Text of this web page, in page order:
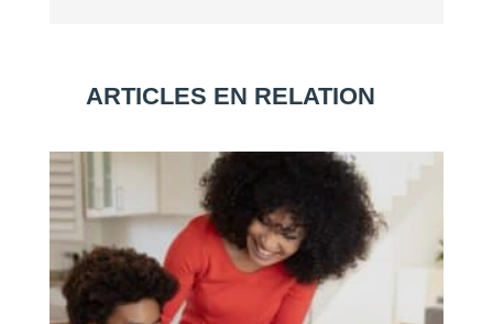
ARTICLES EN RELATION